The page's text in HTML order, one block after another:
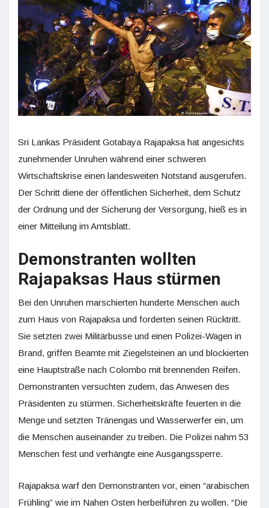
Sri Lankas Präsident Gotabaya Rajapaksa hat angesichts
zunehmender Unruhen während einer schweren
Wirtschaftskrise einen landesweiten Notstand ausgerufen.
Der Schritt diene der öffentlichen Sicherheit, dem Schutz
der Ordnung und der Sicherung der Versorgung, hieß es in
einer Mitteilung im Amtsblatt.
Demonstranten wollten
Rajapaksas Haus stürmen
Bei den Unruhen marschierten hunderte Menschen auch
zum Haus von Rajapaksa und forderten seinen Rücktritt.
Sie setzten zwei Militärbusse und einen Polizei-Wagen in
Brand, griffen Beamte mit Ziegelsteinen an und blockierten
eine Hauptstraße nach Colombo mit brennenden Reifen.
Demonstranten versuchten zudem, das Anwesen des
Präsidenten zu stürmen. Sicherheitskräfte feuerten in die
Menge und setzten Tränengas und Wasserwerfer ein, um
die Menschen auseinander zu treiben. Die Polizei nahm 53
Menschen fest und verhängte eine Ausgangssperre.
Rajapaksa warf den Demonstranten vor, einen “arabischen
Frühling” wie im Nahen Osten herbeiführen zu wollen. “Die